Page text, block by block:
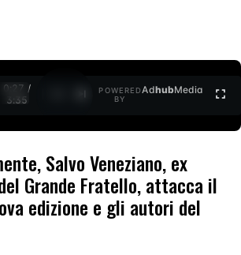
0:28 /
3:35
POWERED
BY
AdhubMedia
Salvo Veneziano, ex
Grande Fratello, attacca il
edizione e gli autori del